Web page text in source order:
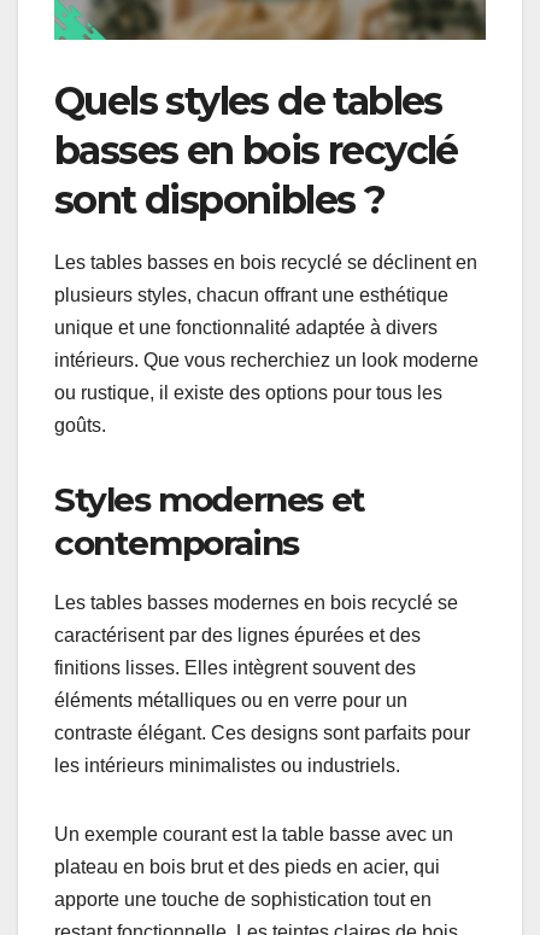
Quels styles de tables
basses en bois recyclé
sont disponibles ?
Les tables basses en bois recyclé se déclinent en
plusieurs styles, chacun offrant une esthétique
unique et une fonctionnalité adaptée à divers
intérieurs. Que vous recherchiez un look moderne
ou rustique, il existe des options pour tous les
goûts.
Styles modernes et
contemporains
Les tables basses modernes en bois recyclé se
caractérisent par des lignes épurées et des
finitions lisses. Elles intègrent souvent des
éléments métalliques ou en verre pour un
contraste élégant. Ces designs sont parfaits pour
les intérieurs minimalistes ou industriels.
Un exemple courant est la table basse avec un
plateau en bois brut et des pieds en acier, qui
apporte une touche de sophistication tout en